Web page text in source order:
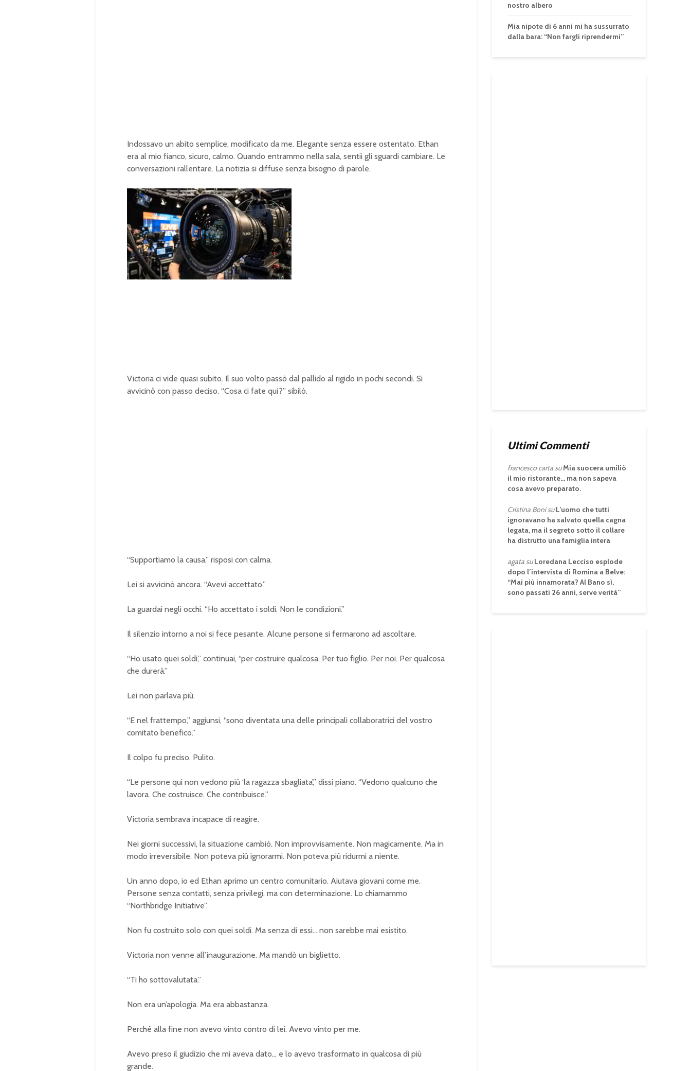
Indossavo un abito semplice, modificato da me. Elegante senza essere ostentato. Ethan
era al mio fianco, sicuro, calmo. Quando entrammo nella sala, sentii gli sguardi cambiare. Le
conversazioni rallentare. La notizia si diffuse senza bisogno di parole.
U
n
m
o
Victoria ci vide quasi subito. Il suo volto passò dal pallido al rigido in pochi secondi. Si
avvicinò con passo deciso. “Cosa ci fate qui?” sibilò.
“Supportiamo la causa,” risposi con calma.
Lei si avvicinò ancora. “Avevi accettato.”
La guardai negli occhi. “Ho accettato i soldi. Non le condizioni.”
Il silenzio intorno a noi si fece pesante. Alcune persone si fermarono ad ascoltare.
“Ho usato quei soldi,” continuai, “per costruire qualcosa. Per tuo figlio. Per noi. Per qualcosa
che durerà.”
Lei non parlava più.
“E nel frattempo,” aggiunsi, “sono diventata una delle principali collaboratrici del vostro
comitato benefico.”
Il colpo fu preciso. Pulito.
“Le persone qui non vedono più ‘la ragazza sbagliata’,” dissi piano. “Vedono qualcuno che
lavora. Che costruisce. Che contribuisce.”
Victoria sembrava incapace di reagire.
Nei giorni successivi, la situazione cambiò. Non improvvisamente. Non magicamente. Ma in
modo irreversibile. Non poteva più ignorarmi. Non poteva più ridurmi a niente.
Un anno dopo, io ed Ethan aprimo un centro comunitario. Aiutava giovani come me.
Persone senza contatti, senza privilegi, ma con determinazione. Lo chiamammo
“Northbridge Initiative”.
Non fu costruito solo con quei soldi. Ma senza di essi… non sarebbe mai esistito.
Victoria non venne all’inaugurazione. Ma mandò un biglietto.
“Ti ho sottovalutata.”
Non era un’apologia. Ma era abbastanza.
Perché alla fine non avevo vinto contro di lei. Avevo vinto per me.
Avevo preso il giudizio che mi aveva dato… e lo avevo trasformato in qualcosa di più
grande.
nostro albero
Mia nipote di 6 anni mi ha sussurrato
dalla bara: “Non fargli riprendermi”
Ultimi Commenti
francesco cartasuMia suocera umiliò
il mio ristorante… ma non sapeva
cosa avevo preparato.
Cristina BonisuL’uomo che tutti
ignoravano ha salvato quella cagna
legata, ma il segreto sotto il collare
ha distrutto una famiglia intera
agatasuLoredana Lecciso esplode
dopo l’intervista di Romina a Belve:
“Mai più innamorata? Al Bano sì,
sono passati 26 anni, serve verità”